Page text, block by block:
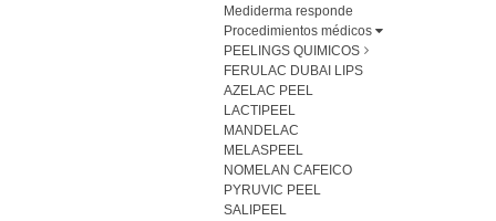
Mediderma responde
Procedimientos médicos
PEELINGS QUIMICOS
FERULAC DUBAI LIPS
AZELAC PEEL
LACTIPEEL
MANDELAC
MELASPEEL
NOMELAN CAFEICO
PYRUVIC PEEL
SALIPEEL